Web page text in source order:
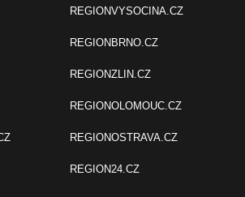
REGIONVYSOCINA.CZ
REGIONBRNO.CZ
REGIONZLIN.CZ
REGIONOLOMOUC.CZ
REGIONOSTRAVA.CZ
REGION24.CZ